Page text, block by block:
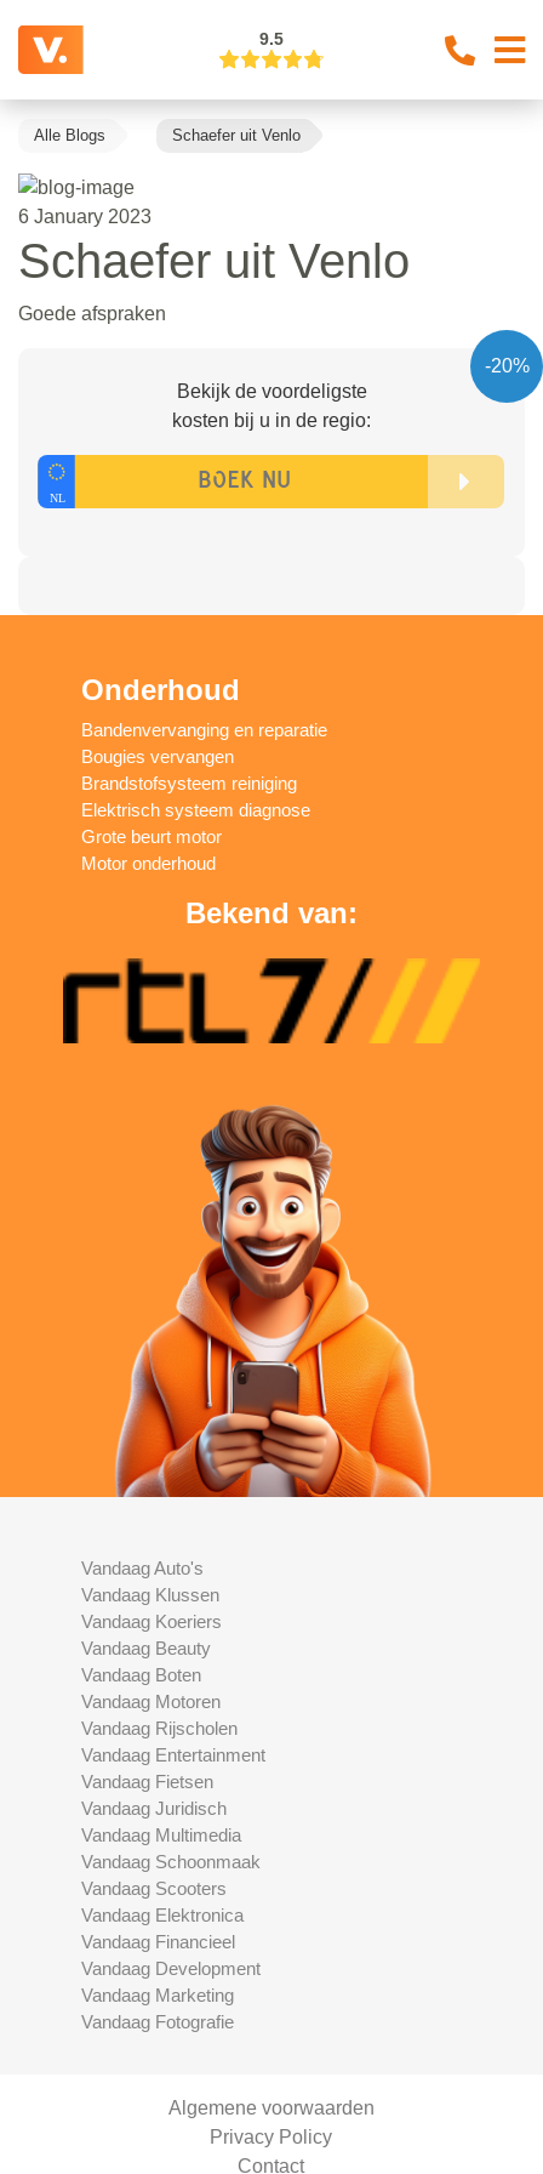
9.5
Alle Blogs Schaefer uit Venlo
6 January 2023
Schaefer uit Venlo
Goede afspraken
-20%
Bekijk de voordeligste
kosten bij u in de regio:
Onderhoud
Bandenvervanging en reparatie
Bougies vervangen
Brandstofsysteem reiniging
Elektrisch systeem diagnose
Grote beurt motor
Motor onderhoud
Bekend van:
Vandaag Auto's
Vandaag Klussen
Vandaag Koeriers
Vandaag Beauty
Vandaag Boten
Vandaag Motoren
Vandaag Rijscholen
Vandaag Entertainment
Vandaag Fietsen
Vandaag Juridisch
Vandaag Multimedia
Vandaag Schoonmaak
Vandaag Scooters
Vandaag Elektronica
Vandaag Financieel
Vandaag Development
Vandaag Marketing
Vandaag Fotografie
Algemene voorwaarden
Privacy Policy
Contact